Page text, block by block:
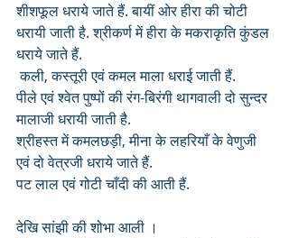
शीशफूल धराये जाते हैं. बायीं ओर हीरा की चोटी
धरायी जाती है. श्रीकर्ण में हीरा के मकराकृति कुंडल
धराये जाते हैं.
कली, कस्तूरी एवं कमल माला धराई जाती हैं.
पीले एवं श्वेत पुष्पों की रंग-बिरंगी थागवाली दो सुन्दर
मालाजी धरायी जाती है.
श्रीहस्त में कमलछड़ी, मीना के लहरियाँ के वेणुजी
एवं दो वेत्रजी धराये जाते हैं.
पट लाल एवं गोटी चाँदी की आती हैं.
देखि सांझी की शोभा आली ।